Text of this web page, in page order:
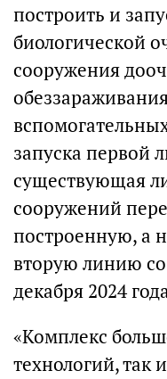
построить и
биологической
сооружения
запуска первой
существующая
сооружений
построенную, а
вторую линию
декабря 2024
«Комплекс
технологий, так